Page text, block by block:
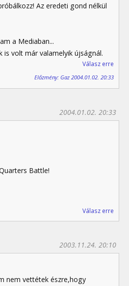
Az eredeti gond nélkül
a Mediaban...
is volt már valamelyik újságnál.
Válasz erre
Előzmény: Gaz 2004.01.02. 20:33
2004.01.02. 20:33
Battle!
Válasz erre
2003.11.24. 20:10
nem vettétek észre,hogy